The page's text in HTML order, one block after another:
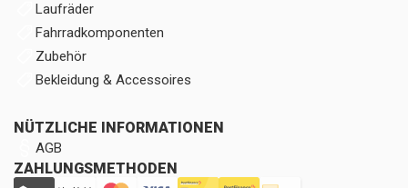
Laufräder
Fahrradkomponenten
Zubehör
Bekleidung & Accessoires
NÜTZLICHE INFORMATIONEN
AGB
ZAHLUNGSMETHODEN